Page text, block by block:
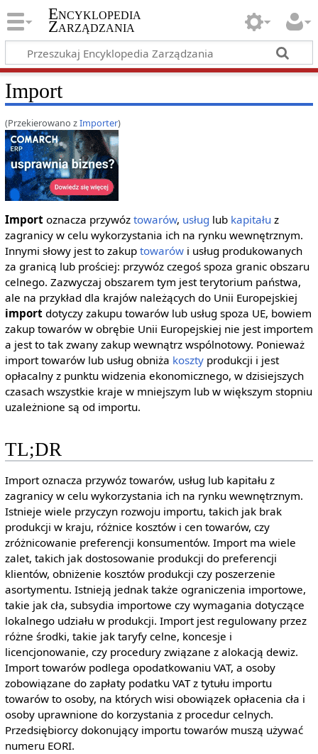
Encyklopedia
Zarządzania
Import
(Przekierowano zImporter)
Importoznacza przywóz towarów, usług lub kapitału z
zagranicy w celu wykorzystania ich na rynku wewnętrznym.
Innymi słowy jest to zakup towarówi usług produkowanych
za granicą lub prościej: przywóz czegoś spoza granic obszaru
celnego. Zazwyczaj obszarem tym jest terytorium państwa,
ale na przykład dla krajów należących do Unii Europejskiej
importdotyczy zakupu towarów lub usług spoza UE, bowiem
zakup towarów w obrębie Unii Europejskiej nie jest importem
a jest to tak zwany zakup wewnątrz wspólnotowy. Ponieważ
import towarów lub usług obniża kosztyprodukcji i jest
opłacalny z punktu widzenia ekonomicznego, w dzisiejszych
czasach wszystkie kraje w mniejszym lub w większym stopniu
uzależnione są od importu.
TL;DR
Import oznacza przywóz towarów, usług lub kapitału z
zagranicy w celu wykorzystania ich na rynku wewnętrznym.
Istnieje wiele przyczyn rozwoju importu, takich jak brak
produkcji w kraju, różnice kosztów i cen towarów, czy
zróżnicowanie preferencji konsumentów. Import ma wiele
zalet, takich jak dostosowanie produkcji do preferencji
klientów, obniżenie kosztów produkcji czy poszerzenie
asortymentu. Istnieją jednak także ograniczenia importowe,
takie jak cła, subsydia importowe czy wymagania dotyczące
lokalnego udziału w produkcji. Import jest regulowany przez
różne środki, takie jak taryfy celne, koncesje i
licencjonowanie, czy procedury związane z alokacją dewiz.
Import towarów podlega opodatkowaniu VAT, a osoby
zobowiązane do zapłaty podatku VAT z tytułu importu
towarów to osoby, na których wisi obowiązek opłacenia cła i
osoby uprawnione do korzystania z procedur celnych.
Przedsiębiorcy dokonujący importu towarów muszą używać
numeru EORI.